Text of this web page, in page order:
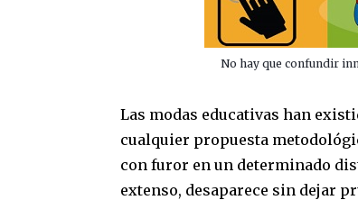
No hay que confundir
Las modas educativas han
cualquier propuesta
con furor en un determinado
extenso, desaparece sin dejar